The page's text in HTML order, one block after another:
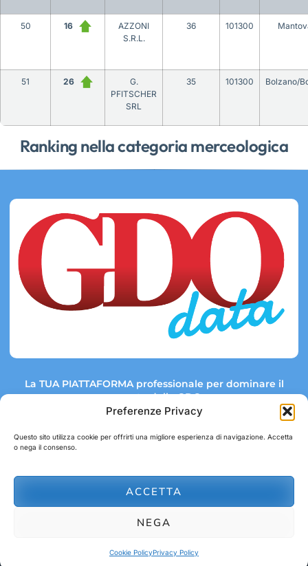
Preferenze Privacy
Questo sito utilizza cookie per offrirti una migliore esperienza di navigazione. Accetta
o nega il consenso.
ACCETTA
NEGA
Cookie PolicyPrivacy Policy
Ranking nella categoria merceologica
50 16
AZZONI
S.R.L.
36 101300
51 26
G.
PFITSCHER
SRL
35 101300 Bolzano/
La TUA PIATTAFORMA professionale per dominare il
mercato della GDO.
Link rapidi:
abbonamenti@gdodata.it
© 2026 GDOData.it - PR Italia Edizioni srl - P.Iva: 03044390353